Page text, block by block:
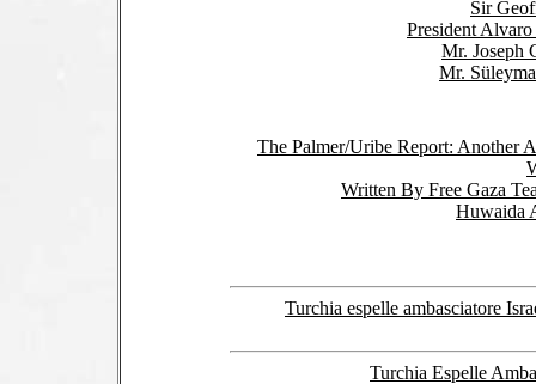
Sir
President
Mr. Joseph
Mr.
The Palmer/Uribe Report: Another
Written By Free Gaza
Huwaida
Turchia espelle ambasciatore
Turchia Espelle